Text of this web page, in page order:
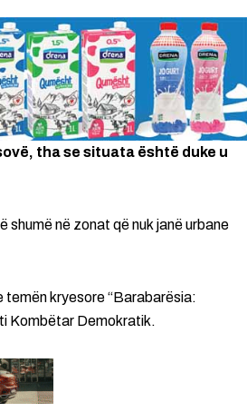
tha se situata është duke u
në zonat që nuk janë urbane
temën kryesore “Barabarësia:
Kombëtar Demokratik.